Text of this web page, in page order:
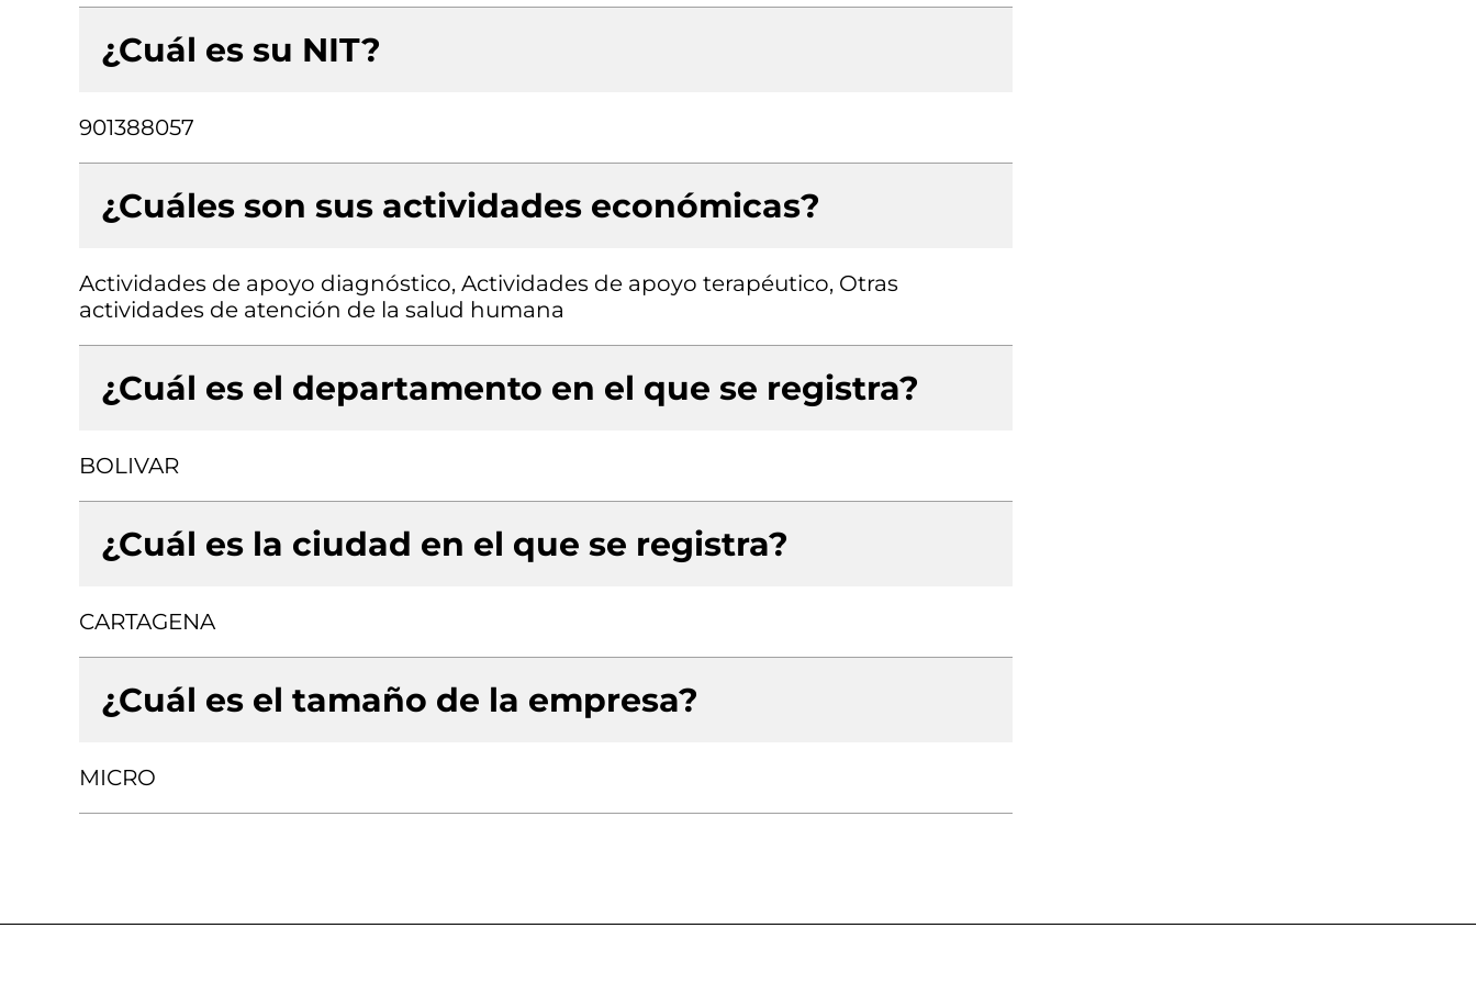
¿Cuál es su NIT?
901388057
¿Cuáles son sus actividades económicas?
Actividades de apoyo diagnóstico, Actividades de apoyo terapéutico, Otras
actividades de atención de la salud humana
¿Cuál es el departamento en el que se registra?
BOLIVAR
¿Cuál es la ciudad en el que se registra?
CARTAGENA
¿Cuál es el tamaño de la empresa?
MICRO